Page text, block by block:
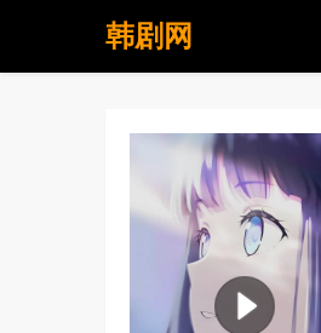
韩剧网